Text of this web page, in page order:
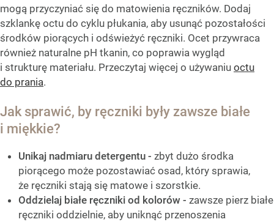
mogą przyczyniać się do matowienia ręczników. Dodaj
szklankę octu do cyklu płukania, aby usunąć pozostałości
środków piorących i odświeżyć ręczniki. Ocet przywraca
również naturalne pH tkanin, co poprawia wygląd
i strukturę materiału. Przeczytaj więcej o używaniu octu
do prania.
Jak sprawić, by ręczniki były zawsze białe
i miękkie?
Unikaj nadmiaru detergentu - zbyt dużo środka
piorącego może pozostawiać osad, który sprawia,
że ręczniki stają się matowe i szorstkie.
Oddzielaj białe ręczniki od kolorów - zawsze pierz białe
ręczniki oddzielnie, aby uniknąć przenoszenia